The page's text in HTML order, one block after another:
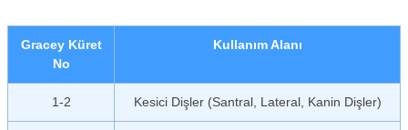
Gracey Küret
No
Kullanım Alanı
1-2 Kesici Dişler (Santral, Lateral, Kanin Dişler)